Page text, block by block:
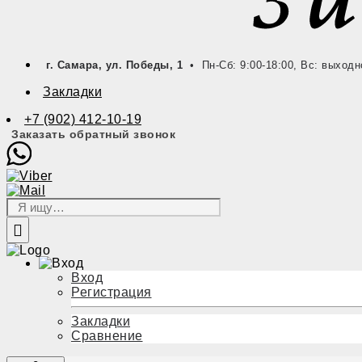
г. Самара, ул. Победы, 1 • Пн-Сб: 9:00-18:00, Вс:
Закладки
+7 (902) 412-10-19
Заказать обратный звонок
Вход
Регистрация
Закладки
Сравнение